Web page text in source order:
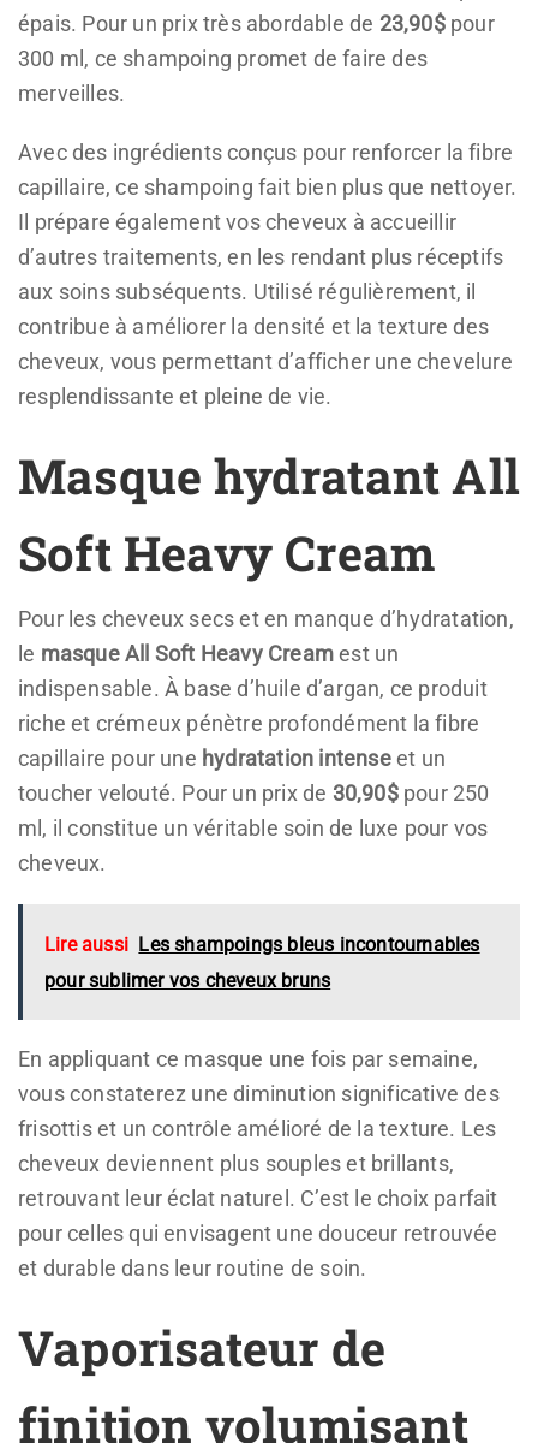
épais. Pour un prix très abordable de 23,90$pour
300 ml, ce shampoing promet de faire des
merveilles.
Avec des ingrédients conçus pour renforcer la fibre
capillaire, ce shampoing fait bien plus que nettoyer.
Il prépare également vos cheveux à accueillir
d’autres traitements, en les rendant plus réceptifs
aux soins subséquents. Utilisé régulièrement, il
contribue à améliorer la densité et la texture des
cheveux, vous permettant d’afficher une chevelure
resplendissante et pleine de vie.
Masque hydratant All
Soft Heavy Cream
Pour les cheveux secs et en manque d’hydratation,
le masque All Soft Heavy Creamest un
indispensable. À base d’huile d’argan, ce produit
riche et crémeux pénètre profondément la fibre
capillaire pour une hydratation intenseet un
toucher velouté. Pour un prix de 30,90$pour 250
ml, il constitue un véritable soin de luxe pour vos
cheveux.
Lire aussi Les shampoings bleus incontournables
pour sublimer vos cheveux bruns
En appliquant ce masque une fois par semaine,
vous constaterez une diminution significative des
frisottis et un contrôle amélioré de la texture. Les
cheveux deviennent plus souples et brillants,
retrouvant leur éclat naturel. C’est le choix parfait
pour celles qui envisagent une douceur retrouvée
et durable dans leur routine de soin.
Vaporisateur de
finition volumisant